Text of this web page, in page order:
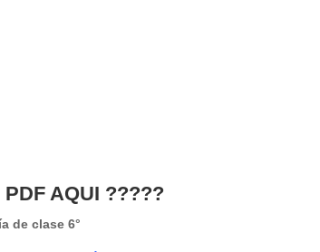
AQUI ?????
de clase 6°